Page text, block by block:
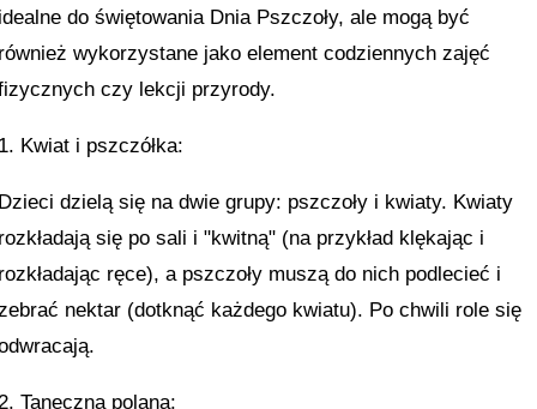
do świętowania Dnia Pszczoły, ale mogą być
wykorzystane jako element codziennych zajęć
czy lekcji przyrody.
Kwiat i pszczółka:
dzielą się na dwie grupy: pszczoły i kwiaty. Kwiaty
się po sali i "kwitną" (na przykład klękając i
ręce), a pszczoły muszą do nich podlecieć i
nektar (dotknąć każdego kwiatu). Po chwili role się
Taneczna polana: